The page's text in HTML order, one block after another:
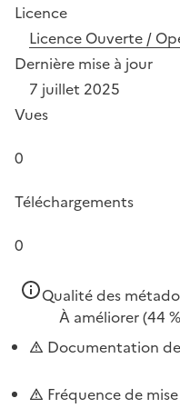
Licence
Licence Ouverte /
Dernière mise à jour
7 juillet 2025
Vues
0
Téléchargements
0
Qualité des
À améliorer(44
Documentation
Fréquence de